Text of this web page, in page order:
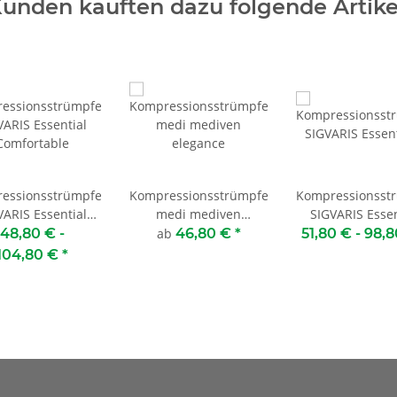
kauften dazu folgende
Essential
Comfortable
48,80 € -
€ *
Kompressionsstrümpfe
medi mediven
elegance
ab 46,80 € *
SIGVARIS
51,80 € -